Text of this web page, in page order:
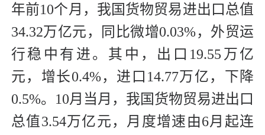
年前10个月，我国货物贸易进出口总值
34.32万亿元，同比微增0.03%，外贸运
行稳中有进。其中，出口19.55万亿
元，增长0.4%，进口14.77万亿，下降
0.5%。10月当月，我国货物贸易进出口
总值3.54万亿元，月度增速由6月起连